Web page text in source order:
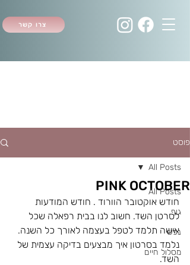
צרו קשר
פוסט
All Posts
גוף
נפש
מסלול חיים
All Posts
PINK OCTOBER
חודש אוקטובר הוורוד . חודש המודעות
לסרטן השד. חשוב לנו בבית רפאלה שכל
אישה תלמד לטפל בעצמה לאורך כל השנה.
נלמד בסרטון איך מבצעים בדיקה עצמית של
השד.